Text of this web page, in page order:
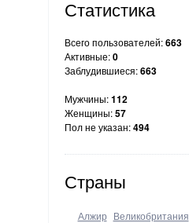
Статистика
Всего пользователей:663
Активные:0
Заблудившиеся:663
Мужчины:112
Женщины:57
Пол не указан:494
Страны
Алжир Великобритания